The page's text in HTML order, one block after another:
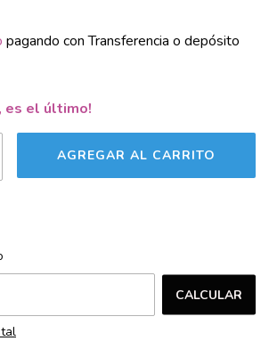
pagando con Transferencia o depósito
es el último!
CALCULAR